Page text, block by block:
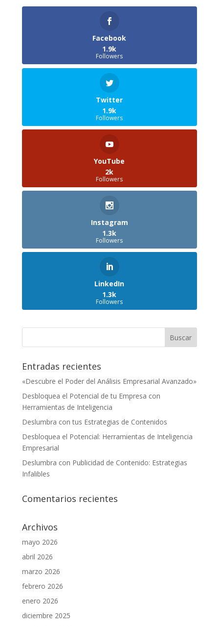
Facebook
1.9k
Followers
Twitter
1.9k
Followers
YouTube
2k
Followers
Instagram
1.3k
Followers
LinkedIn
1.3k
Followers
Entradas recientes
«Descubre el Poder del Análisis Empresarial Avanzado»
Desbloquea el Potencial de tu Empresa con
Herramientas de Inteligencia
Deslumbra con tus Estrategias de Contenidos
Desbloquea el Potencial: Herramientas de Inteligencia
Empresarial
Deslumbra con Publicidad de Contenido: Estrategias
Infalibles
Comentarios recientes
Archivos
mayo 2026
abril 2026
marzo 2026
febrero 2026
enero 2026
diciembre 2025